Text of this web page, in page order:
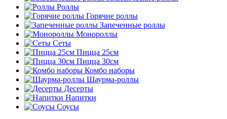
Роллы
Горячие роллы
Запеченные роллы
Монороллы
Сеты
Пицца 25см
Пицца 30см
Комбо наборы
Шаурма-роллы
Десерты
Напитки
Соусы